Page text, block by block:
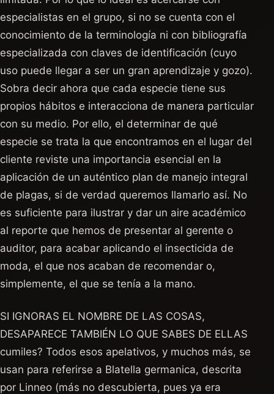
especialistas en el grupo, si no se cuenta con el
conocimiento de la terminología ni con bibliografía
especializada con claves de identificación (cuyo
uso puede llegar a ser un gran aprendizaje y gozo).
Sobra decir ahora que cada especie tiene sus
propios hábitos e interacciona de manera particular
con su medio. Por ello, el determinar de qué
especie se trata la que encontramos en el lugar del
cliente reviste una importancia esencial en la
aplicación de un auténtico plan de manejo integral
de plagas, si de verdad queremos llamarlo así. No
es suficiente para ilustrar y dar un aire académico
al reporte que hemos de presentar al gerente o
auditor, para acabar aplicando el insecticida de
moda, el que nos acaban de recomendar o,
simplemente, el que se tenía a la mano.
SI IGNORAS EL NOMBRE DE LAS COSAS,
DESAPARECE TAMBIÉN LO QUE SABES DE ELLAS
cumiles? Todos esos apelativos, y muchos más, se
usan para referirse a Blatella germanica, descrita
por Linneo (más no descubierta, pues ya era